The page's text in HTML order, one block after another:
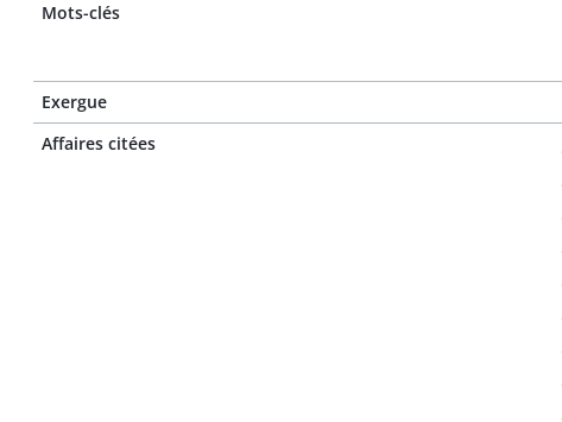
Mots-clés
Exergue
Affaires citées